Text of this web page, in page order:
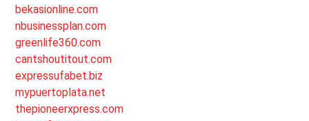
bekasionline.com
nbusinessplan.com
greenlife360.com
cantshoutitout.com
expressufabet.biz
mypuertoplata.net
thepioneerxpress.com